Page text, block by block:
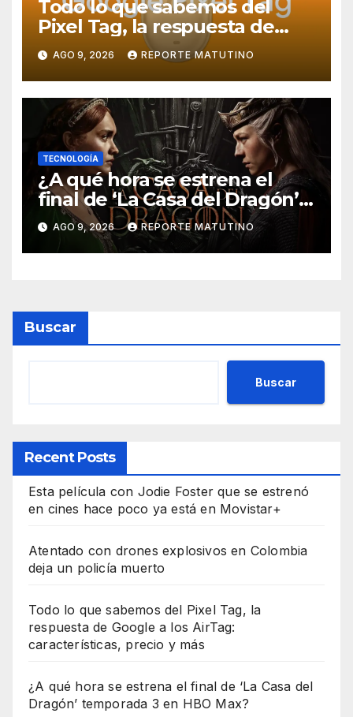
Todo lo que sabemos del
Pixel Tag, la respuesta de
Google a los AirTag:
características, precio y más
AGO 9, 2026 REPORTE MATUTINO
TECNOLOGÍA
¿A qué hora se estrena el
final de ‘La Casa del Dragón’
temporada 3 en HBO Max?
AGO 9, 2026 REPORTE MATUTINO
Buscar
Buscar
Recent Posts
Esta película con Jodie Foster que se estrenó
en cines hace poco ya está en Movistar+
Atentado con drones explosivos en Colombia
deja un policía muerto
Todo lo que sabemos del Pixel Tag, la
respuesta de Google a los AirTag:
características, precio y más
¿A qué hora se estrena el final de ‘La Casa del
Dragón’ temporada 3 en HBO Max?